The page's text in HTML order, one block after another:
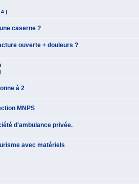
4 ]
caserne ?
ouverte + douleurs ?
]
à 2
MNPS
d'ambulance privée.
avec matériels